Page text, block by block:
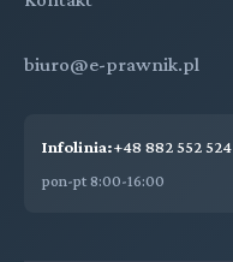
biuro@e-prawnik.pl
Infolinia:+48 882 552 524
pon-pt 8:00-16:00